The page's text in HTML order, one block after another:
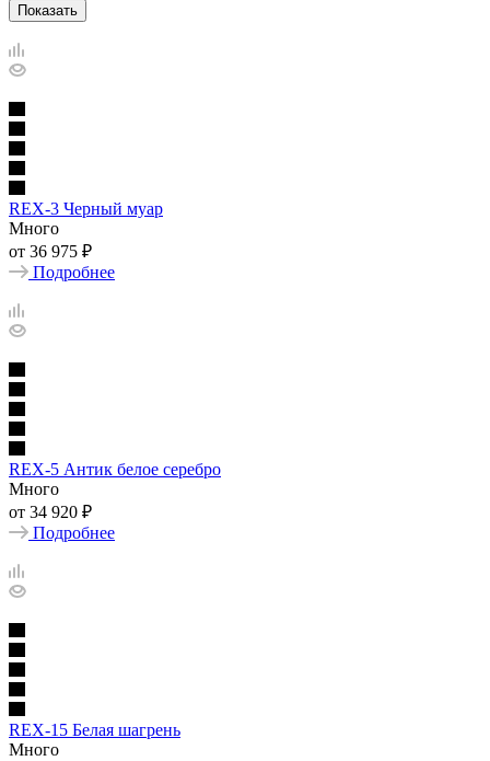
Показать
REX-3 Черный муар
Много
от 36 975 ₽
Подробнее
REX-5 Антик белое серебро
Много
от 34 920 ₽
Подробнее
REX-15 Белая шагрень
Много